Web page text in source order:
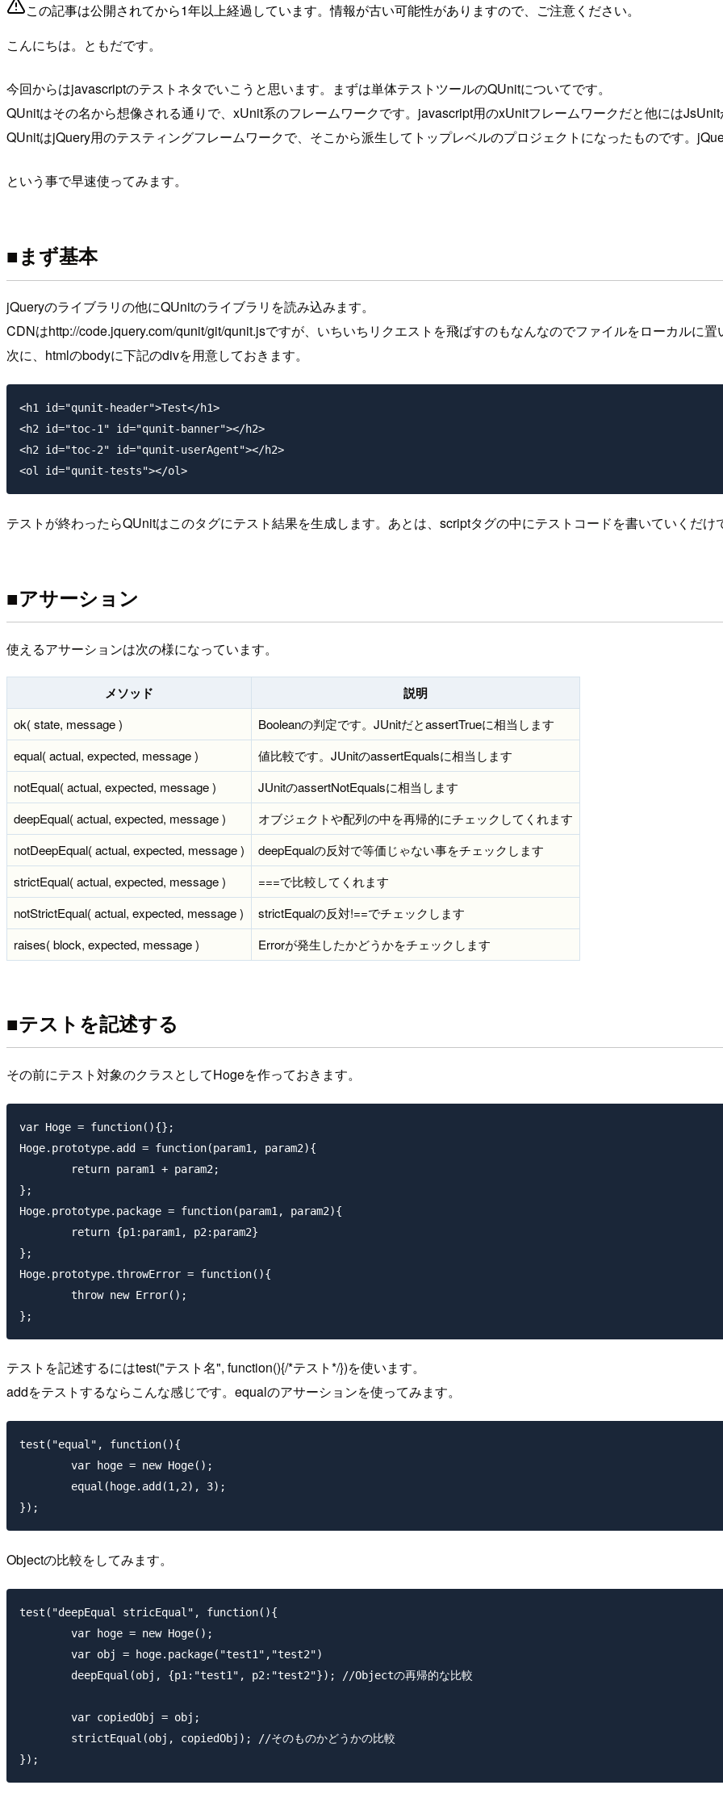
この記事は公開されてから1年以上経過しています。情報が古い可能性がありますので、ご注意ください。
こんにちは。ともだです。
今回からはjavascriptのテストネタでいこうと思います。まずは単体テストツールのQUnitについてです。
QUnitはその名から想像される通りで、xUnit系のフレームワークです。javascript用のxUnitフレームワークだと他には
QUnitはjQuery用のテスティングフレームワークで、そこから派生してトップレベルのプロジェクトになったものです。
という事で早速使ってみます。
■まず基本
jQueryのライブラリの他にQUnitのライブラリを読み込みます。
CDNはhttp://code.jquery.com/qunit/git/qunit.jsですが、いちいちリクエストを飛ばすのもなんなのでファイルをローカルに
次に、htmlのbodyに下記のdivを用意しておきます。
<h1 id="qunit-header">Test</h1>
<h2 id="toc-1" id="qunit-banner"></h2>
<h2 id="toc-2" id="qunit-userAgent"></h2>
テストが終わったらQUnitはこのタグにテスト結果を生成します。あとは、scriptタグの中にテストコードを書いていくだけ
■アサーション
使えるアサーションは次の様になっています。
メソッド 説明
ok( state, message )
Booleanの判定です。JUnitだとassertTrueに相当します
equal( actual, expected, message )
値比較です。JUnitのassertEqualsに相当します
notEqual( actual, expected, message )
JUnitのassertNotEqualsに相当します
deepEqual( actual, expected, message )
オブジェクトや配列の中を再帰的にチェックしてくれます
notDeepEqual( actual, expected, message )
deepEqualの反対で等価じゃない事をチェックします
strictEqual( actual, expected, message )
===で比較してくれます
notStrictEqual( actual, expected, message )
strictEqualの反対!==でチェックします
raises( block, expected, message )
Errorが発生したかどうかをチェックします
■テストを記述する
その前にテスト対象のクラスとしてHogeを作っておきます。
var Hoge = function(){};
Hoge.prototype.add = function(param1, param2){
};
Hoge.prototype.package = function(param1, param2){
};
Hoge.prototype.throwError = function(){
テストを記述するにはtest("テスト名", function(){/*テスト*/})を使います。
addをテストするならこんな感じです。equalのアサーションを使ってみます。
test("equal", function(){
Objectの比較をしてみます。
test("deepEqual stricEqual", function(){